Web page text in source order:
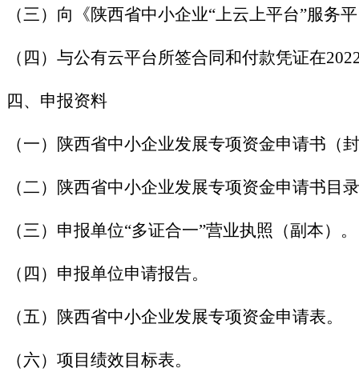
（三）向《陕西省中小企业“上云上平台”服务
（四）与公有云平台所签合同和付款凭证在
四、申报资料
（一）陕西省中小企业发展专项资金申请书（
（二）陕西省中小企业发展专项资金申请书目
（三）申报单位“多证合一”营业执照（副本）。
（四）申报单位申请报告。
（五）陕西省中小企业发展专项资金申请表。
（六）项目绩效目标表。